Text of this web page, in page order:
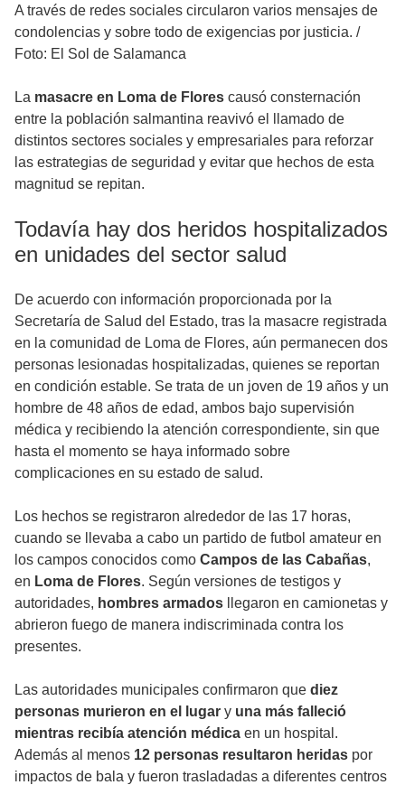
A través de redes sociales circularon varios mensajes de
condolencias y sobre todo de exigencias por justicia. /
Foto: El Sol de Salamanca
La masacre en Loma de Flores causó consternación
entre la población salmantina reavivó el llamado de
distintos sectores sociales y empresariales para reforzar
las estrategias de seguridad y evitar que hechos de esta
magnitud se repitan.
Todavía hay dos heridos hospitalizados
en unidades del sector salud
De acuerdo con información proporcionada por la
Secretaría de Salud del Estado, tras la masacre registrada
en la comunidad de Loma de Flores, aún permanecen dos
personas lesionadas hospitalizadas, quienes se reportan
en condición estable. Se trata de un joven de 19 años y un
hombre de 48 años de edad, ambos bajo supervisión
médica y recibiendo la atención correspondiente, sin que
hasta el momento se haya informado sobre
complicaciones en su estado de salud.
Los hechos se registraron alrededor de las 17 horas,
cuando se llevaba a cabo un partido de futbol amateur en
los campos conocidos como Campos de las Cabañas,
en Loma de Flores. Según versiones de testigos y
autoridades, hombres armados llegaron en camionetas y
abrieron fuego de manera indiscriminada contra los
presentes.
Las autoridades municipales confirmaron que diez
personas murieron en el lugar y una más falleció
mientras recibía atención médica en un hospital.
Además al menos 12 personas resultaron heridas por
impactos de bala y fueron trasladadas a diferentes centros